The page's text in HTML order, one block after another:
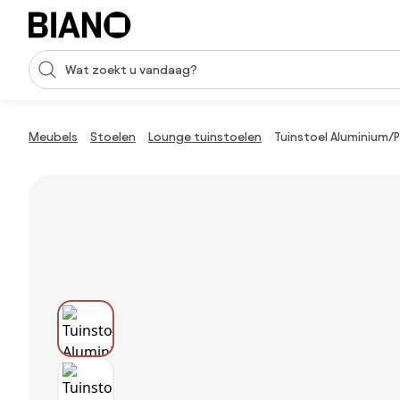
Navigatie overslaan, naar inhoud springen
Zoekopdracht invoeren
Meubels Stoelen Lounge tuinstoelen Tuinstoel